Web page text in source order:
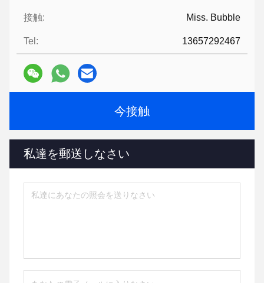
接触: Miss. Bubble
Tel: 13657292467
今接触
私達を郵送しなさい